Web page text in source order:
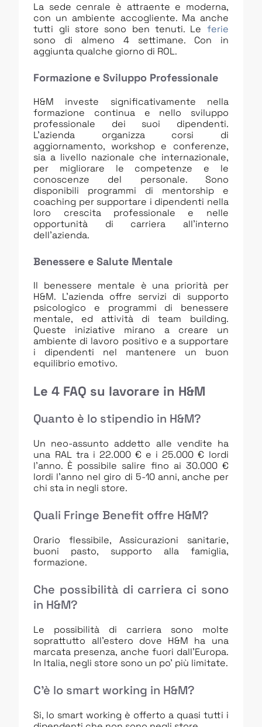
La sede cenrale è attraente e moderna,
con un ambiente accogliente. Ma anche
tutti gli store sono ben tenuti. Le ferie
sono di almeno 4 settimane. Con in
aggiunta qualche giorno di ROL.
Formazione e Sviluppo Professionale
H&M investe significativamente nella
formazione continua e nello sviluppo
professionale dei suoi dipendenti.
L’azienda organizza corsi di
aggiornamento, workshop e conferenze,
sia a livello nazionale che internazionale,
per migliorare le competenze e le
conoscenze del personale. Sono
disponibili programmi di mentorship e
coaching per supportare i dipendenti nella
loro crescita professionale e nelle
opportunità di carriera all’interno
dell’azienda.
Benessere e Salute Mentale
Il benessere mentale è una priorità per
H&M. L’azienda offre servizi di supporto
psicologico e programmi di benessere
mentale, ed attività di team building.
Queste iniziative mirano a creare un
ambiente di lavoro positivo e a supportare
i dipendenti nel mantenere un buon
equilibrio emotivo.
Le 4 FAQ su lavorare in H&M
Quanto è lo stipendio in H&M?
Un neo-assunto addetto alle vendite ha
una RAL tra i 22.000 € e i 25.000 € lordi
l’anno. È possibile salire fino ai 30.000 €
lordi l’anno nel giro di 5-10 anni, anche per
chi sta in negli store.
Quali Fringe Benefit offre H&M?
Orario flessibile, Assicurazioni sanitarie,
buoni pasto, supporto alla famiglia,
formazione.
Che possibilità di carriera ci sono
in H&M?
Le possibilità di carriera sono molte
soprattutto all’estero dove H&M ha una
marcata presenza, anche fuori dall’Europa.
In Italia, negli store sono un po’ più limitate.
C’è lo smart working in H&M?
Si, lo smart working è offerto a quasi tutti i